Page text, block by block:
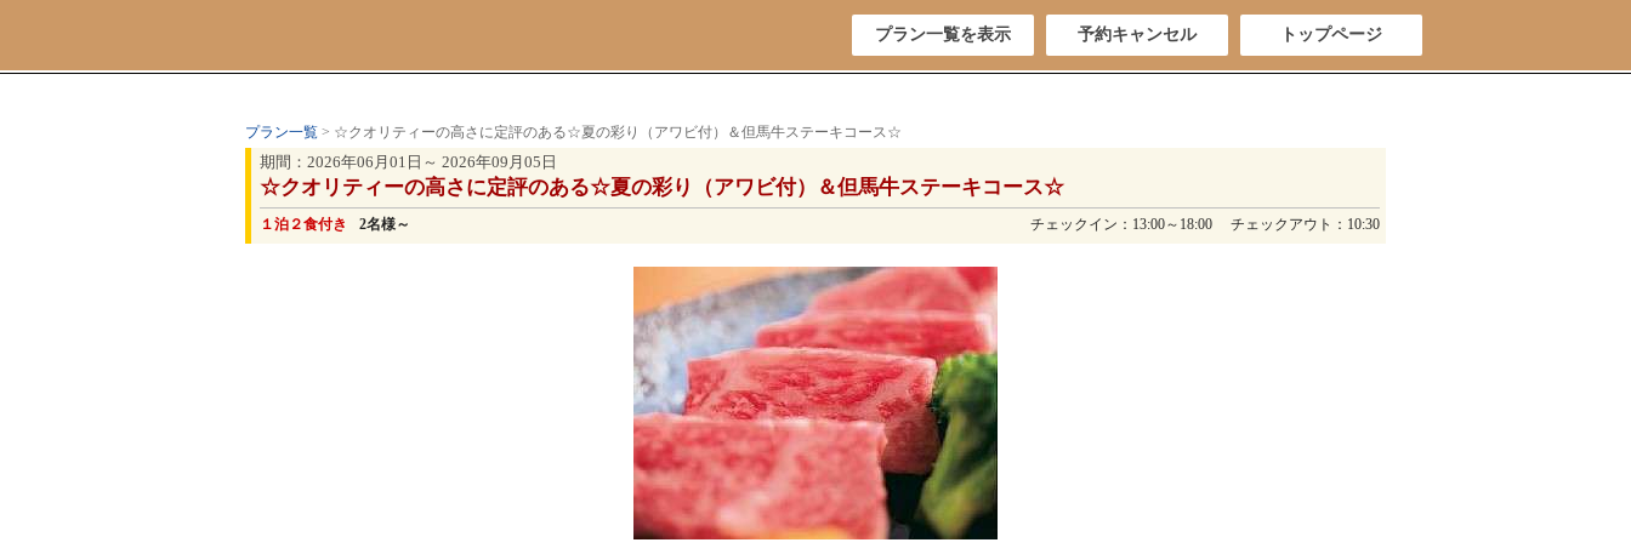
プラン一覧を表示 予約キャンセル トップページ
プラン一覧 > ☆クオリティーの高さに定評のある☆夏の彩り（アワビ付）＆但馬牛ステーキコース☆
期間：2026年06月01日～ 2026年09月05日
☆クオリティーの高さに定評のある☆夏の彩り（アワビ付）＆但馬牛ステーキコース☆
１泊２食付き 2名様～ チェックイン：13:00～18:00 チェックアウト：10:30